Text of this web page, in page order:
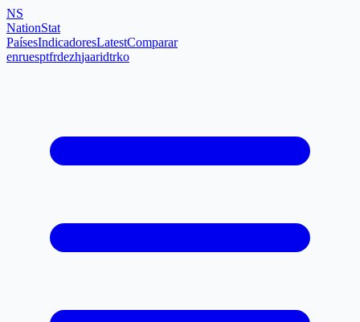
NS
NationStat
PaísesIndicadoresLatestComparar
enruesptfrdezhjaaridtrko